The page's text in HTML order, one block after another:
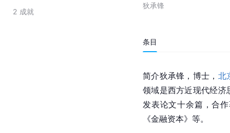
2 成就
狄承锋
条目
简介狄承锋，博士， 北
领域是西方近现代经
发表论文十余篇，合
《金融资本》等。